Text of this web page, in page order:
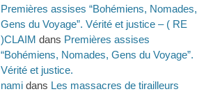
Premières assises “Bohémiens, Nomades,
Gens du Voyage”. Vérité et justice – ( RE
)CLAIM dans Premières assises
“Bohémiens, Nomades, Gens du Voyage”.
Vérité et justice.
nami dans Les massacres de tirailleurs